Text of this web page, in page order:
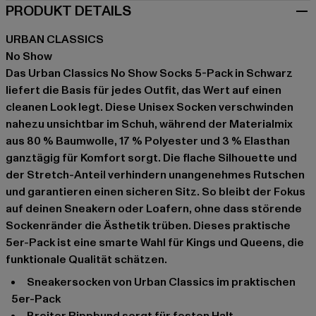
PRODUKT DETAILS
URBAN CLASSICS
No Show
Das Urban Classics No Show Socks 5-Pack in Schwarz
liefert die Basis für jedes Outfit, das Wert auf einen
cleanen Look legt. Diese Unisex Socken verschwinden
nahezu unsichtbar im Schuh, während der Materialmix
aus 80 % Baumwolle, 17 % Polyester und 3 % Elasthan
ganztägig für Komfort sorgt. Die flache Silhouette und
der Stretch-Anteil verhindern unangenehmes Rutschen
und garantieren einen sicheren Sitz. So bleibt der Fokus
auf deinen Sneakern oder Loafern, ohne dass störende
Sockenränder die Ästhetik trüben. Dieses praktische
5er-Pack ist eine smarte Wahl für Kings und Queens, die
funktionale Qualität schätzen.
Sneakersocken von Urban Classics im praktischen
5er-Pack